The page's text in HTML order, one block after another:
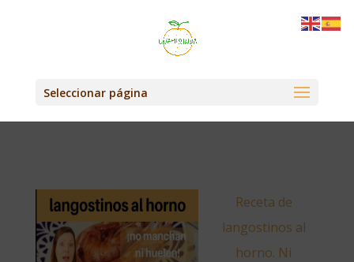
Seleccionar página
Receta de
langostinos al
horno. Ni